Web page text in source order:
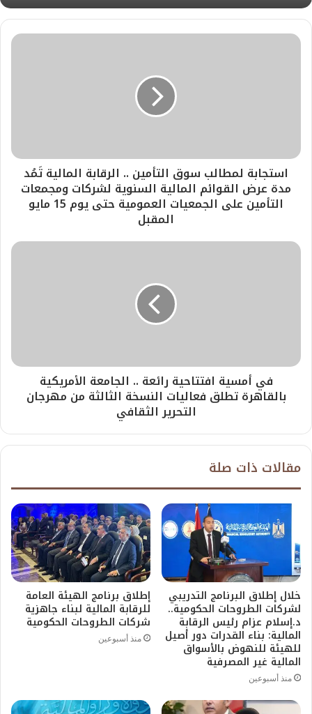
استجابة لمطالب سوق التأمين .. الرقابة المالية تَمُد
مدة عرض القوائم المالية السنوية لشركات ومجمعات
التأمين على الجمعيات العمومية حتى يوم 15 مايو
المقبل
في أمسية افتتاحية رائعة .. الجامعة الأمريكية
بالقاهرة تطلق فعاليات النسخة الثالثة من مهرجان
التحرير الثقافي
مقالات ذات صلة
خلال إطلاق البرنامج التدريبي
لشركات الطروحات الحكومية..
د.إسلام عزام رئيس الرقابة
المالية: بناء القدرات دور أصيل
للهيئة للنهوض بالأسواق
المالية غير المصرفية
منذ أسبوعين
إطلاق برنامج الهيئة العامة
للرقابة المالية لبناء جاهزية
شركات الطروحات الحكومية
منذ أسبوعين